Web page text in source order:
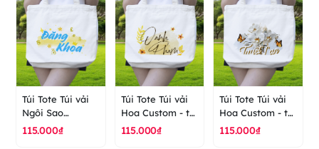
Túi Tote Túi vải
Ngôi Sao
Custom - túi vải
115.000₫
Túi Tote Túi vải
Hoa Custom - túi
vải cao cấp
115.000₫
Túi Tote Túi vải
Hoa Custom - túi
vải cao cấp
115.000₫